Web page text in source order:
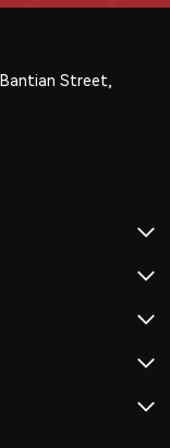
Bantian Street,